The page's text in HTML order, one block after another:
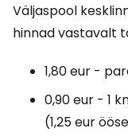
Väljaspool
hinnad vastavalt
1,80 eur -
0,90 eur - 1
(1,25 eur